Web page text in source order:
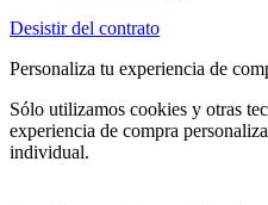
Desistir del contrato
Personaliza tu experiencia de
Sólo utilizamos cookies y otras
experiencia de compra
individual.